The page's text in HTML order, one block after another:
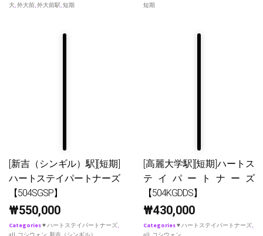
大,外大前,外大前駅,短期
短期
[新吉（シンギル）駅][短期]
ハートステイパートナーズ
【504SGSP】
₩550,000
Categories♥ ハートステイパートナーズ,
[高麗大学駅][短期]ハートス
テイパートナーズ
【504KGDDS】
₩430,000
Categories♥ ハートステイパートナーズ,